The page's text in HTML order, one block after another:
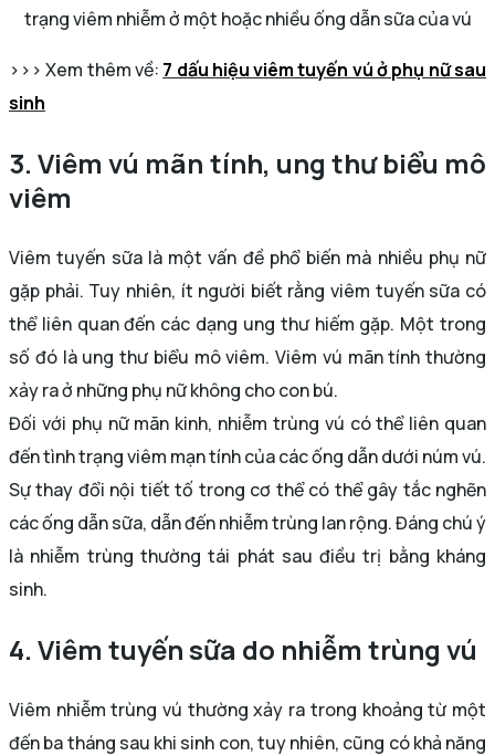
trạng viêm nhiễm ở một hoặc nhiều ống dẫn sữa của vú
>>> Xem thêm về: 7 dấu hiệu viêm tuyến vú ở phụ nữ sau
sinh
3. Viêm vú mãn tính, ung thư biểu mô
viêm
Viêm tuyến sữa là một vấn đề phổ biến mà nhiều phụ nữ
gặp phải. Tuy nhiên, ít người biết rằng viêm tuyến sữa có
thể liên quan đến các dạng ung thư hiếm gặp. Một trong
số đó là ung thư biểu mô viêm. Viêm vú mãn tính thường
xảy ra ở những phụ nữ không cho con bú.
Đối với phụ nữ mãn kinh, nhiễm trùng vú có thể liên quan
đến tình trạng viêm mạn tính của các ống dẫn dưới núm vú.
Sự thay đổi nội tiết tố trong cơ thể có thể gây tắc nghẽn
các ống dẫn sữa, dẫn đến nhiễm trùng lan rộng. Đáng chú ý
là nhiễm trùng thường tái phát sau điều trị bằng kháng
sinh.
4. Viêm tuyến sữa do nhiễm trùng vú
Viêm nhiễm trùng vú thường xảy ra trong khoảng từ một
đến ba tháng sau khi sinh con, tuy nhiên, cũng có khả năng